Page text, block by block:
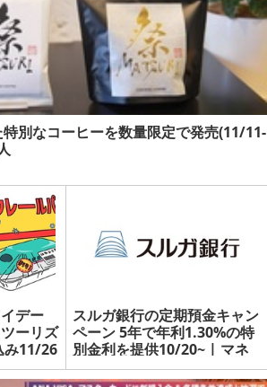
別なコーヒーを数量限定で発売(11/11-
デー
ーリズ
み11/26
スルガ銀行の定期預金キャン
ペーン 5年で年利1.30%の特
別金利を提供10/20~ | マネ
ーの達人